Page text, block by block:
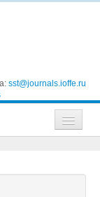
sst@journals.ioffe.ru